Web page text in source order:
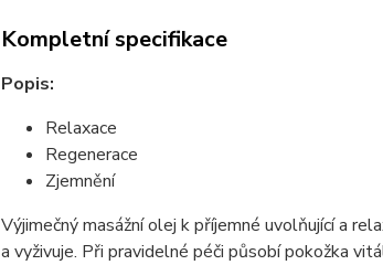
Kompletní specifikace
Popis:
Relaxace
Regenerace
Zjemnění
Výjimečný masážní olej k příjemné uvolňující a
a vyživuje. Při pravidelné péči působí pokožka